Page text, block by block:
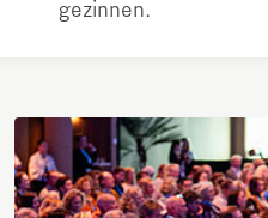
gezinnen.